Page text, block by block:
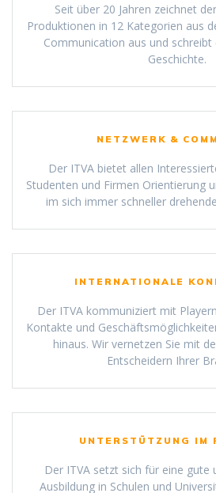
Seit über 20 Jahren zeichnet
Produktionen in 12 Kategorien aus
Communication aus und
Geschichte.
NETZWERK &
Der ITVA bietet allen
Studenten und Firmen Orientierung
im sich immer schneller
INTERNATIONALE
Der ITVA kommuniziert mit
Kontakte und
hinaus. Wir vernetzen Sie mit
Entscheidern Ihrer
UNTERSTÜTZUNG IM
Der ITVA setzt sich für eine gute
Ausbildung in Schulen und